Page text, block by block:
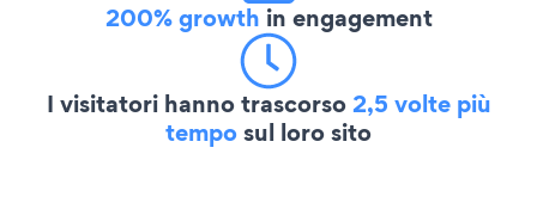
200% growth in engagement
I visitatori hanno trascorso2,5 volte più
temposul loro sito